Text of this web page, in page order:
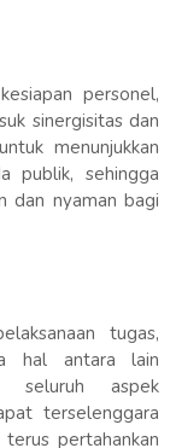
personel,
sinergisitas dan
menunjukkan
publik, sehingga
dan nyaman bagi
tugas,
hal antara lain
seluruh aspek
terselenggara
pertahankan